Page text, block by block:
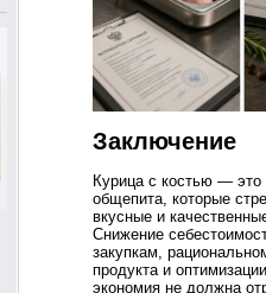
Заключение
Курица с костью —
общепита, которые
вкусные и
Снижение
закупкам,
продукта и
экономия не должна